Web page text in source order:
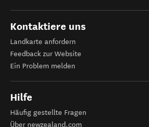
Kontaktiere uns
Landkarte anfordern
Feedback zur Website
Ein Problem melden
Hilfe
Häufig gestellte Fragen
Über newzealand.com